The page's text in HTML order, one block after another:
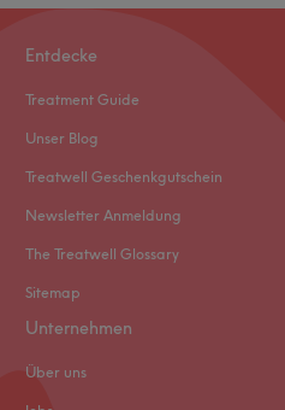
Entdecke
Treatment Guide
Unser Blog
Treatwell Geschenkgutschein
Newsletter Anmeldung
The Treatwell Glossary
Sitemap
Unternehmen
Über uns